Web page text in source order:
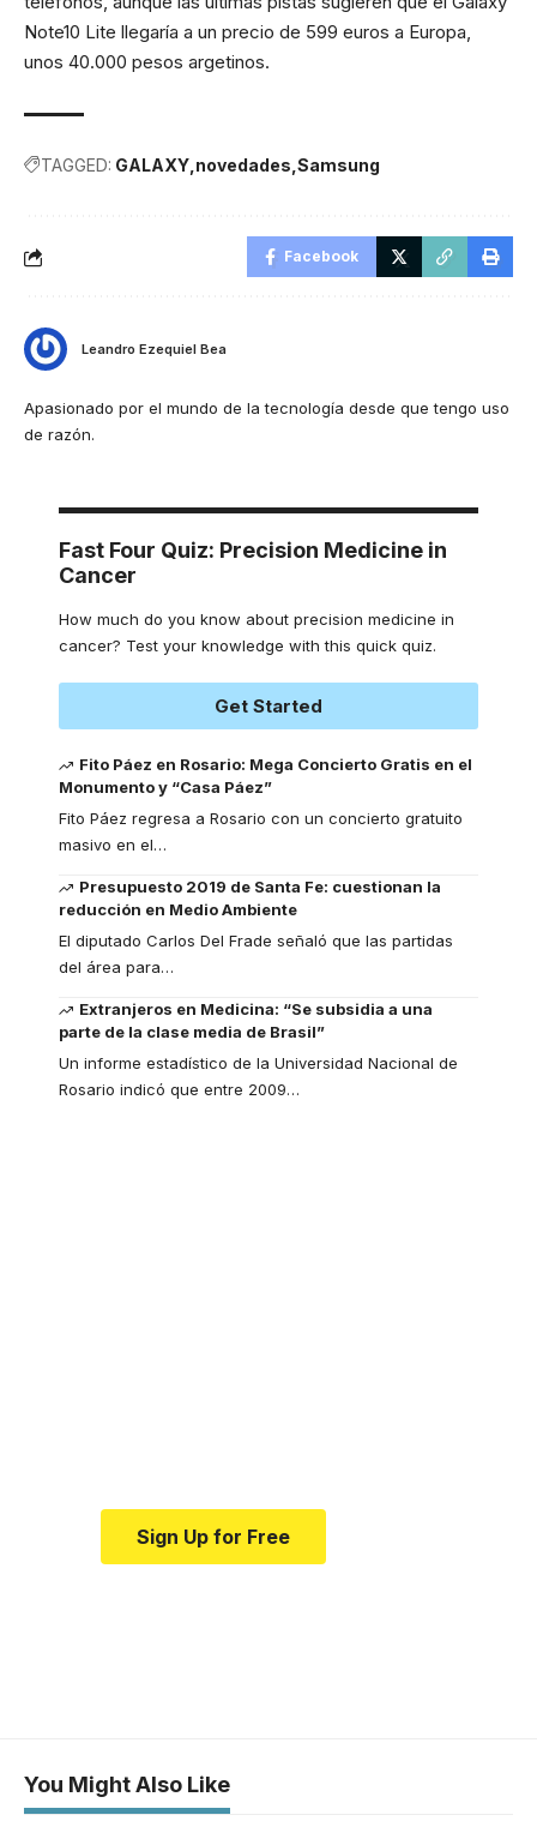
Note10 Lite llegaría a un precio de 599 euros a Europa,
unos 40.000 pesos argetinos.
TAGGED: GALAXY novedades Samsung
Facebook
Leandro Ezequiel Bea
Apasionado por el mundo de la tecnología desde que tengo uso
de razón.
Fast Four Quiz: Precision Medicine in
Cancer
How much do you know about precision medicine in
cancer? Test your knowledge with this quick quiz.
Get Started
Fito Páez en Rosario: Mega Concierto Gratis en el
Monumento y “Casa Páez”
Fito Páez regresa a Rosario con un concierto gratuito
masivo en el…
Presupuesto 2019 de Santa Fe: cuestionan la
reducción en Medio Ambiente
El diputado Carlos Del Frade señaló que las partidas
del área para…
Extranjeros en Medicina: “Se subsidia a una
parte de la clase media de Brasil”
Un informe estadístico de la Universidad Nacional de
Rosario indicó que entre 2009…
Sign Up for Free
You Might Also Like